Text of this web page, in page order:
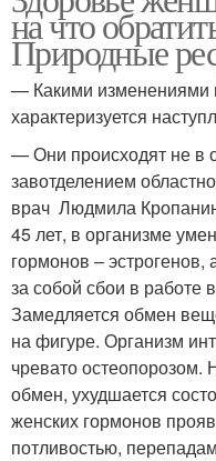
на что
Природные
— Какими изменениями
характеризуется
— Они происходят не в
завотделением
врач Людмила
45 лет, в организме
гормонов – эстрогенов,
за собой сбои в работе
Замедляется обмен
на фигуре. Организм
чревато остеопорозом.
обмен, ухудшается
женских гормонов
потливостью,